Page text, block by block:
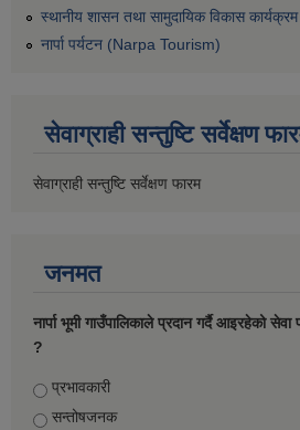
स्थानीय शासन तथा सामुदायिक विकास कार्यक्रम
नार्पा पर्यटन (Narpa Tourism)
सेवाग्राही सन्तुष्टि सर्वेक्षण
सेवाग्राही सन्तुष्टि सर्वेक्षण फारम
जनमत
नार्पा भूमी गाउँपालिकाले प्रदान गर्दै आइरहेको
?
Choices
प्रभावकारी
सन्तोषजनक